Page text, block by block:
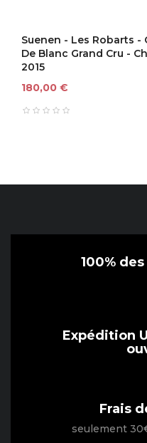
Suenen - Les Robarts -
De Blanc Grand Cru -
2015
Prix
180,00 €
100%
Expédition
Frais
seulement